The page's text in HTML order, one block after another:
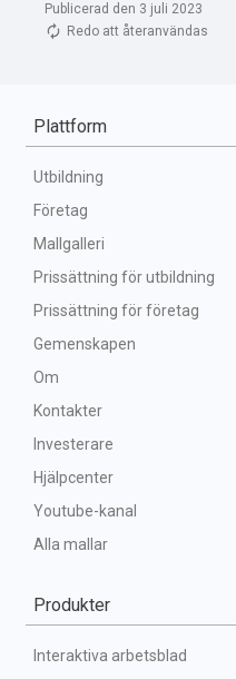
Publicerad den 3 juli 2023
Redo att återanvändas
Plattform
Utbildning
Företag
Mallgalleri
Prissättning för utbildning
Prissättning för företag
Gemenskapen
Om
Kontakter
Investerare
Hjälpcenter
Youtube-kanal
Alla mallar
Produkter
Interaktiva arbetsblad